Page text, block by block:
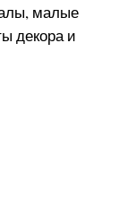
малые
декора и